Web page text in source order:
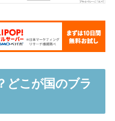
どこが国のブラ